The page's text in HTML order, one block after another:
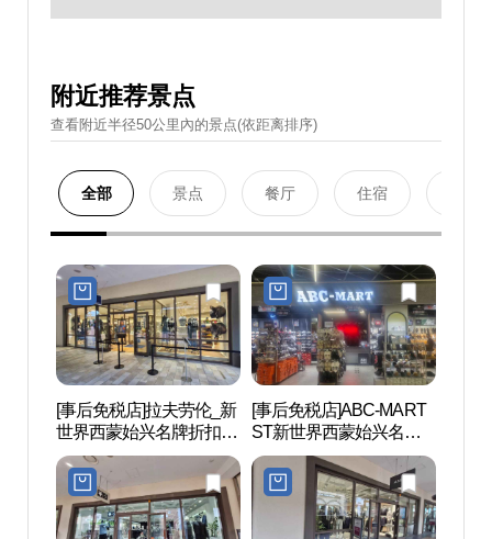
附近推荐景点
查看附近半径50公里內的景点(依距离排序)
全部 景点 餐厅 住宿
[事后免税店]拉夫劳伦_新
世界西蒙始兴名牌折扣购
物中心(폴로랄프로렌 신
세계사이먼프리미엄아울
렛 시흥점)
[事后免税店]ABC-MART
ST新世界西蒙始兴名牌
折扣购物中心(ABC마트
ST 신세계사이먼프리미
엄아울렛 시흥점)